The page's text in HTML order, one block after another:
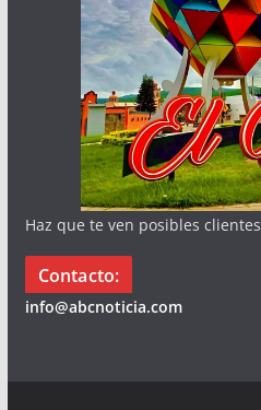
Haz que te ven posibles clientes
Contacto:
info@abcnoticia.com